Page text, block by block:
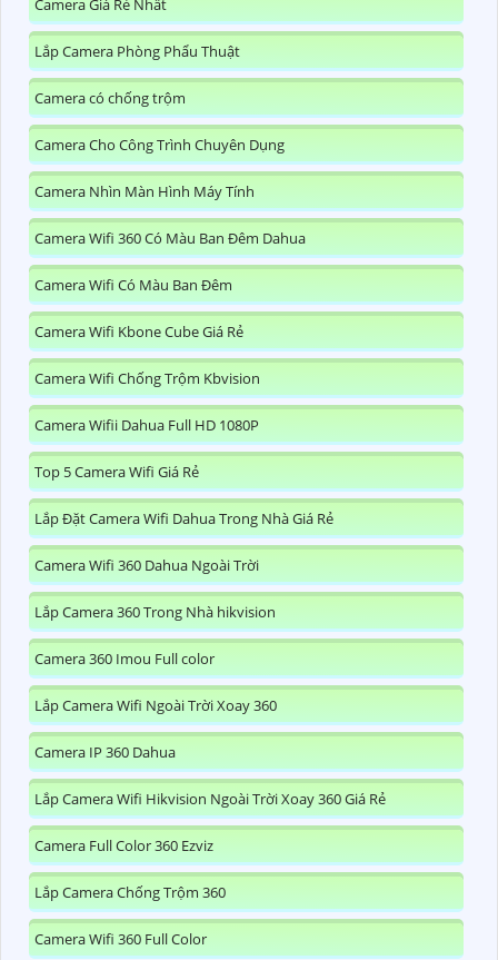
Camera Giá Rẻ Nhất
Lắp Camera Phòng Phẩu Thuật
Camera có chống trộm
Camera Cho Công Trình Chuyên Dụng
Camera Nhìn Màn Hình Máy Tính
Camera Wifi 360 Có Màu Ban Đêm Dahua
Camera Wifi Có Màu Ban Đêm
Camera Wifi Kbone Cube Giá Rẻ
Camera Wifi Chống Trộm Kbvision
Camera Wifii Dahua Full HD 1080P
Top 5 Camera Wifi Giá Rẻ
Lắp Đặt Camera Wifi Dahua Trong Nhà Giá Rẻ
Camera Wifi 360 Dahua Ngoài Trời
Lắp Camera 360 Trong Nhà hikvision
Camera 360 Imou Full color
Lắp Camera Wifi Ngoài Trời Xoay 360
Camera IP 360 Dahua
Lắp Camera Wifi Hikvision Ngoài Trời Xoay 360 Giá Rẻ
Camera Full Color 360 Ezviz
Lắp Camera Chống Trộm 360
Camera Wifi 360 Full Color